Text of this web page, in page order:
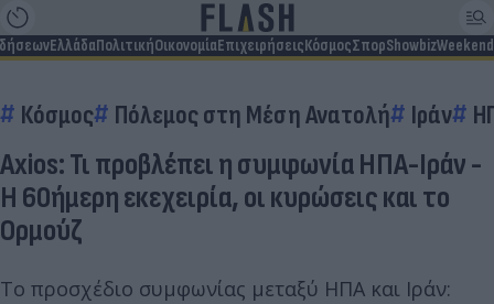
ΕλλάδαΠολιτικήΟικονομίαΕπιχειρήσειςΚόσμοςΣπορShowbizWeekend
Κόσμος Πόλεμος στη Μέση Ανατολή Ιράν
Axios: Τι προβλέπει η συμφωνία ΗΠΑ-Ιράν -
Η 60ήμερη εκεχειρία, οι κυρώσεις και το
Ορμούζ
Το προσχέδιο συμφωνίας μεταξύ ΗΠΑ και Ιράν: